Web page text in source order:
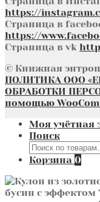
https://
Страница в
https://
Страница в vk
© Книжная
ПОЛИТИКА ООО
ОБРАБОТКИ
помощью
Моя учётная
Поиск
Искать:
Корзина 0